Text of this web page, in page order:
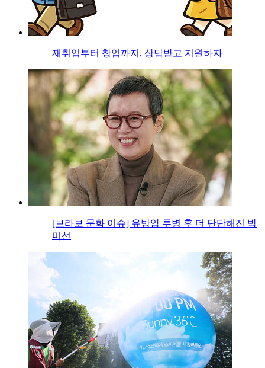
재취업부터 창업까지, 상담받고 지원하자
[브라보 문화 이슈] 유방암 투병 후 더 단단해진 박
미선